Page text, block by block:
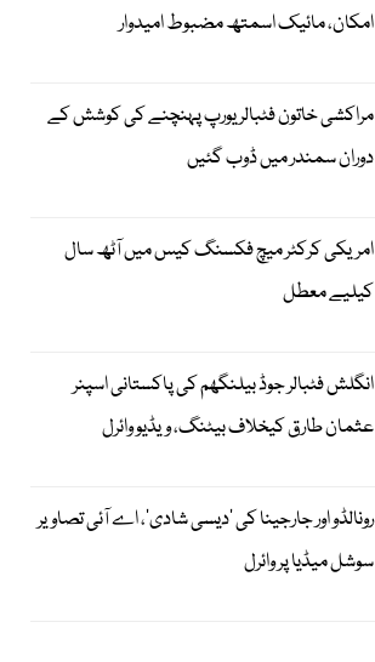
امکان، مائیک اسمتھ مضبوط امیدوار
مراکشی خاتون فٹبالر یورپ پہنچنے کی کوشش کے
دوران سمندر میں ڈوب گئیں
امریکی کرکٹر میچ فکسنگ کیس میں آٹھ سال
کیلیے معطل
انگلش فٹبالر جوڈ بیلنگھم کی پاکستانی اسپنر
عثمان طارق کیخلاف بیٹنگ، ویڈیو وائرل
رونالڈو اور جارجینا کی ’دیسی شادی‘، اے آئی تصاویر
سوشل میڈیا پر وائرل